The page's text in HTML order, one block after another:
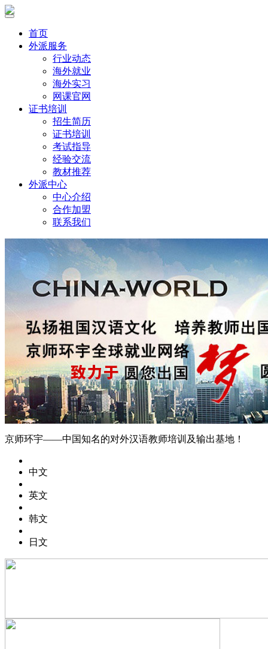
首页
外派服务
行业动态
海外就业
海外实习
网课官网
证书培训
招生简历
证书培训
考试指导
经验交流
教材推荐
外派中心
中心介绍
合作加盟
联系我们
京师环宇——中国知名的对外汉语教师培训及输出基地！
中文
英文
韩文
日文